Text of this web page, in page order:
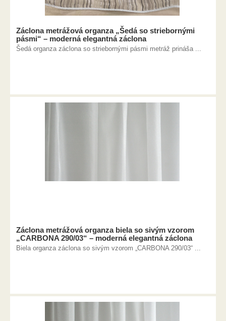
Záclona metrážová organza „Šedá so striebornými
pásmi“ – moderná elegantná záclona
Šedá organza záclona so striebornými pásmi metráž prináša ...
Záclona metrážová organza biela so sivým vzorom
„CARBONA 290/03“ – moderná elegantná záclona
Biela organza záclona so sivým vzorom „CARBONA 290/03“ ...